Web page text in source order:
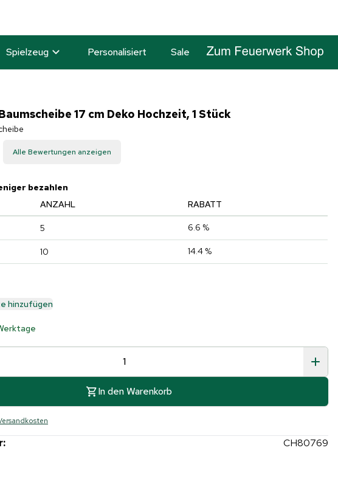
Spielzeug Personalisiert Sale
17 cm Deko Hochzeit, 1 Stück
Alle Bewertungen anzeigen
bezahlen
ANZAHL RABATT
5 6.6 %
10 14.4 %
hinzufügen
In den Warenkorb
CH80769